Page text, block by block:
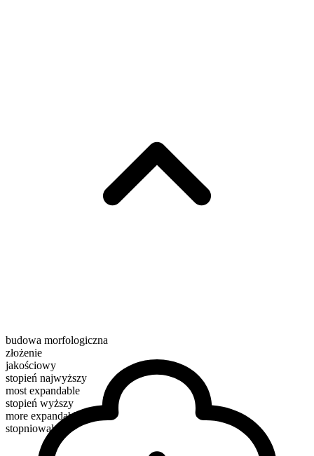
budowa morfologiczna
złożenie
jakościowy
stopień najwyższy
most expandable
stopień wyższy
more expandable
stopniowalne